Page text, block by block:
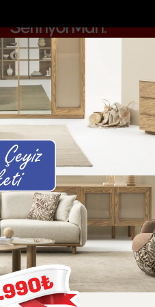
EURO 53.5186
YAŞAM SPOR SAĞLIK
yolları parkeyle...
Yazarlar